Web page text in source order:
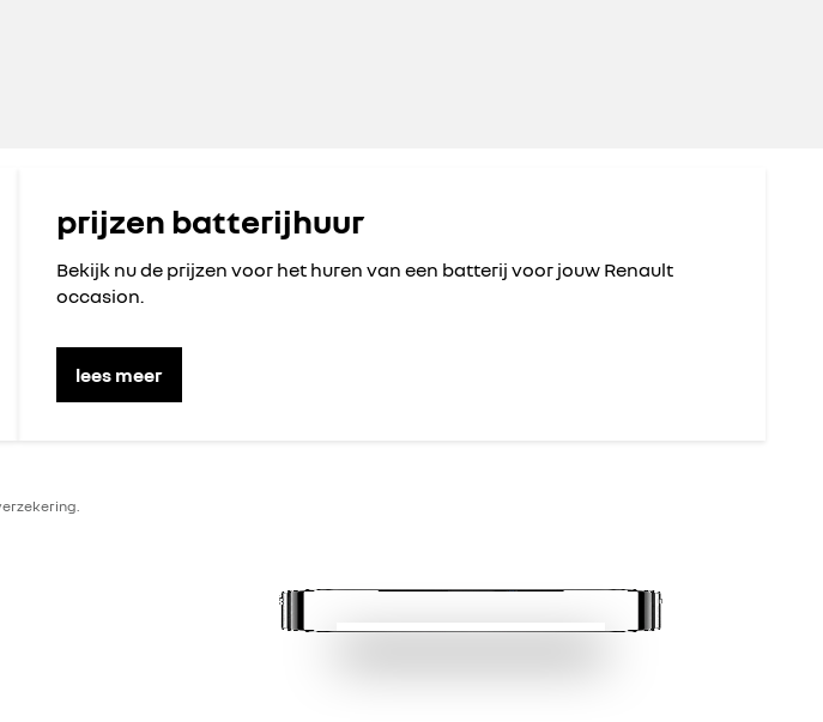
prijzen batterijhuur
Bekijk nu de prijzen voor het huren van een batterij voor jouw Renault
occasion.
lees meer